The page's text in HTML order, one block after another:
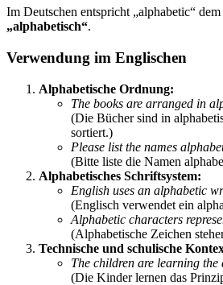
Im Deutschen entspricht „alphabetic“
„alphabetisch“.
Verwendung im Englischen
Alphabetische Ordnung:
The books are arranged in
(Die Bücher sind in
sortiert.)
Please list the names
(Bitte liste die Namen
Alphabetisches Schriftsystem:
English uses an alphabetic
(Englisch verwendet ein
Alphabetic characters
(Alphabetische Zeichen
Technische und schulische
The children are learning
(Die Kinder lernen das